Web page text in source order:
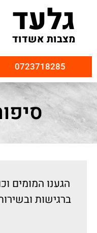
גלעד
מצבות אשדוד
0723718285
הגענו המומים
ברגישות